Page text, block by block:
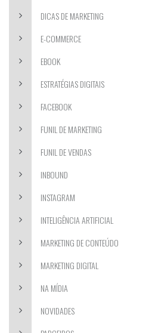
DICAS DE MARKETING
E-COMMERCE
EBOOK
ESTRATÉGIAS DIGITAIS
FACEBOOK
FUNIL DE MARKETING
FUNIL DE VENDAS
INBOUND
INSTAGRAM
INTELIGÊNCIA ARTIFICIAL
MARKETING DE CONTEÚDO
MARKETING DIGITAL
NA MÍDIA
NOVIDADES